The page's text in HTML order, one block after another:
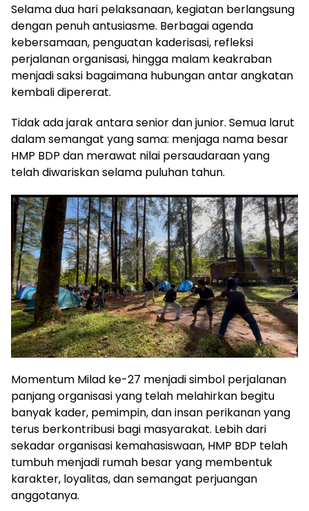
Selama dua hari pelaksanaan, kegiatan berlangsung
dengan penuh antusiasme. Berbagai agenda
kebersamaan, penguatan kaderisasi, refleksi
perjalanan organisasi, hingga malam keakraban
menjadi saksi bagaimana hubungan antar angkatan
kembali dipererat.
Tidak ada jarak antara senior dan junior. Semua larut
dalam semangat yang sama: menjaga nama besar
HMP BDP dan merawat nilai persaudaraan yang
telah diwariskan selama puluhan tahun.
Momentum Milad ke-27 menjadi simbol perjalanan
panjang organisasi yang telah melahirkan begitu
banyak kader, pemimpin, dan insan perikanan yang
terus berkontribusi bagi masyarakat. Lebih dari
sekadar organisasi kemahasiswaan, HMP BDP telah
tumbuh menjadi rumah besar yang membentuk
karakter, loyalitas, dan semangat perjuangan
anggotanya.